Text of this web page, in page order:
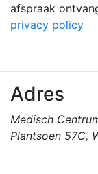
afspraak
privacy policy
Adres
Medisch
Plantsoen 57C,